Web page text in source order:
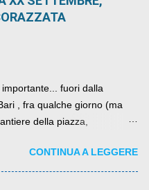
fuori dalla
, fra qualche giorno (ma
della piazza,
di mesi, non ci sarà
Piazza XX Settembre ,
CONTINUA A LEGGERE